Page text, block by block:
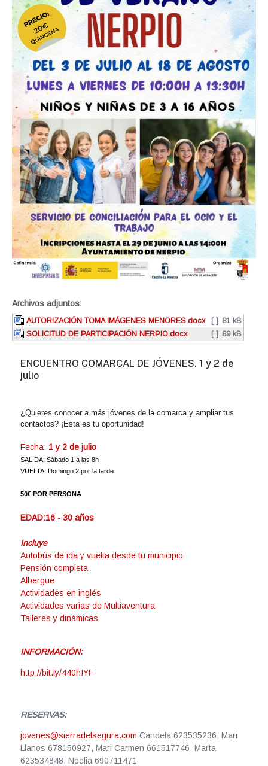
Archivos adjuntos:
AUTORIZACIÓN TOMA IMÁGENES MENORES.docx [ ] 81 kB
SOLICITUD DE PARTICIPACIÓN NERPIO.docx
[ ] 89 kB
ENCUENTRO COMARCAL DE JÓVENES. 1 y 2 de
julio
¿Quieres conocer a más jóvenes de la comarca y ampliar tus
contactos? ¡Esta es tu oportunidad!
Fecha: 1 y 2 de julio
SALIDA: Sábado 1 a las 8h
VUELTA: Domingo 2 por la tarde
50€ POR PERSONA
EDAD:16 - 30 años
Incluye
Autobús de ida y vuelta desde tu municipio
Pensión completa
Albergue
Actividades en inglés
Actividades varias de Multiaventura
Talleres y dinámicas
INFORMACIÓN:
http://bit.ly/440hIYF
RESERVAS:
jovenes@sierradelsegura.com Candela 623535236, Mari
Llanos 678150927, Mari Carmen 661517746, Marta
623534848, Noelia 690711471